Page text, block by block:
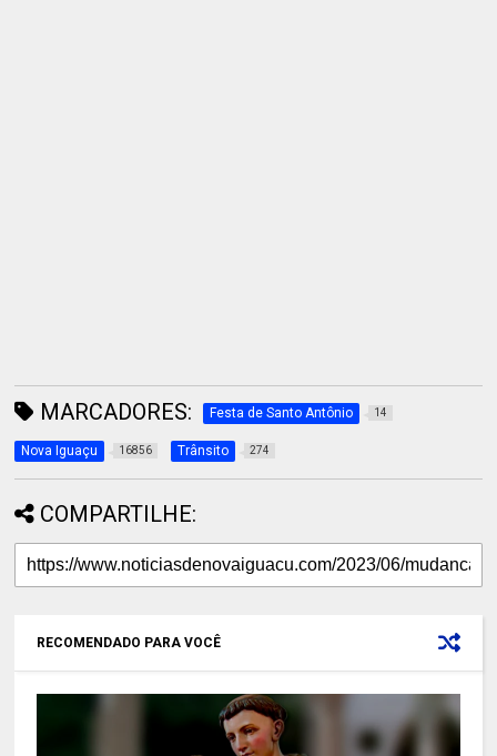
MARCADORES: Festa de Santo Antônio 14
Nova Iguaçu 16856 Trânsito 274
COMPARTILHE:
RECOMENDADO PARA VOCÊ